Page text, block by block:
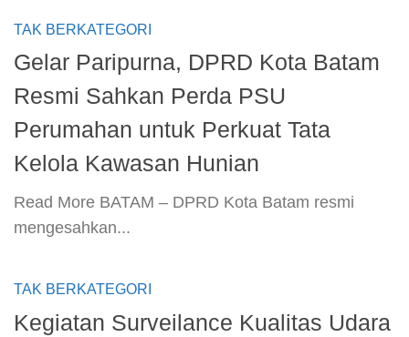
TAK BERKATEGORI
Gelar Paripurna, DPRD Kota Batam
Resmi Sahkan Perda PSU
Perumahan untuk Perkuat Tata
Kelola Kawasan Hunian
​Read More​ BATAM – DPRD Kota Batam resmi
mengesahkan...
TAK BERKATEGORI
Kegiatan Surveilance Kualitas Udara